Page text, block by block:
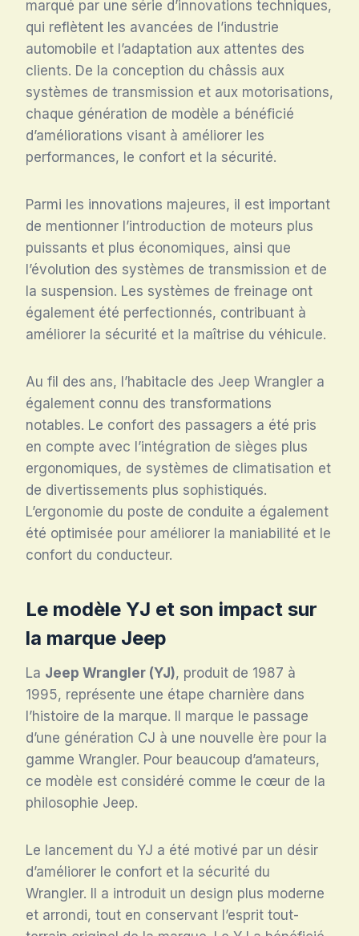
marqué par une série d’innovations techniques,
qui reflètent les avancées de l’industrie
automobile et l’adaptation aux attentes des
clients. De la conception du châssis aux
systèmes de transmission et aux motorisations,
chaque génération de modèle a bénéficié
d’améliorations visant à améliorer les
performances, le confort et la sécurité.
Parmi les innovations majeures, il est important
de mentionner l’introduction de moteurs plus
puissants et plus économiques, ainsi que
l’évolution des systèmes de transmission et de
la suspension. Les systèmes de freinage ont
également été perfectionnés, contribuant à
améliorer la sécurité et la maîtrise du véhicule.
Au fil des ans, l’habitacle des Jeep Wrangler a
également connu des transformations
notables. Le confort des passagers a été pris
en compte avec l’intégration de sièges plus
ergonomiques, de systèmes de climatisation et
de divertissements plus sophistiqués.
L’ergonomie du poste de conduite a également
été optimisée pour améliorer la maniabilité et le
confort du conducteur.
Le modèle YJ et son impact sur
la marque Jeep
La Jeep Wrangler (YJ), produit de 1987 à
1995, représente une étape charnière dans
l’histoire de la marque. Il marque le passage
d’une génération CJ à une nouvelle ère pour la
gamme Wrangler. Pour beaucoup d’amateurs,
ce modèle est considéré comme le cœur de la
philosophie Jeep.
Le lancement du YJ a été motivé par un désir
d’améliorer le confort et la sécurité du
Wrangler. Il a introduit un design plus moderne
et arrondi, tout en conservant l’esprit tout-